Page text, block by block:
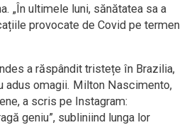
„În ultimele luni, sănătatea sa a
provocate de Covid pe termen
a răspândit tristețe în Brazilia,
adus omagii. Milton Nascimento,
a scris pe Instagram:
geniu”, subliniind lunga lor